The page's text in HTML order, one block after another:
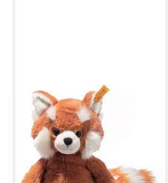
STEIFF
Kuscheltier Soft Cuddly
Friends Benji Roter Panda
ab 40,11 € UVP44,95 €
-11%
leider ausverkauft